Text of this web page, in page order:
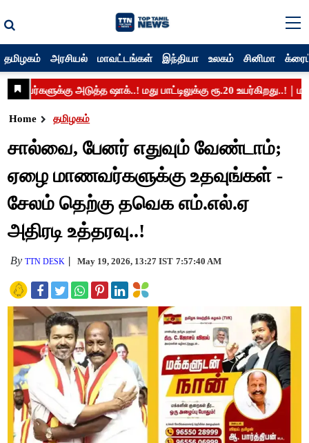
தமிழகம் அரசியல் மாவட்டங்கள் இந்தியா உலகம் சினிமா
Home தமிழகம்
சால்வை, பேனர் எதுவும் வேண்டாம்;
ஏழை மாணவர்களுக்கு உதவுங்கள் -
சேலம் தெற்கு தவெக எம்.எல்.ஏ
அதிரடி உத்தரவு..!
ByTTN DESK May 19, 2026, 13:27 IST 7:57:40 AM